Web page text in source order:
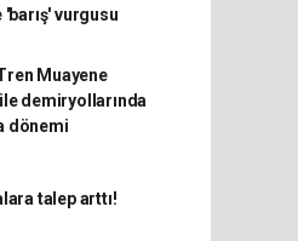
'barış' vurgusu
Muayene
demiryollarında
dönemi
talep arttı!